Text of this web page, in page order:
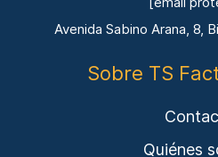
Avenida Sabino Arana, 8,
Sobre TS
Quiénes